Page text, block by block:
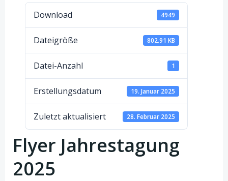
Download 4949
Dateigröße 802.91 KB
Datei-Anzahl 1
Erstellungsdatum 19. Januar 2025
Zuletzt aktualisiert 28. Februar 2025
Flyer Jahrestagung
2025